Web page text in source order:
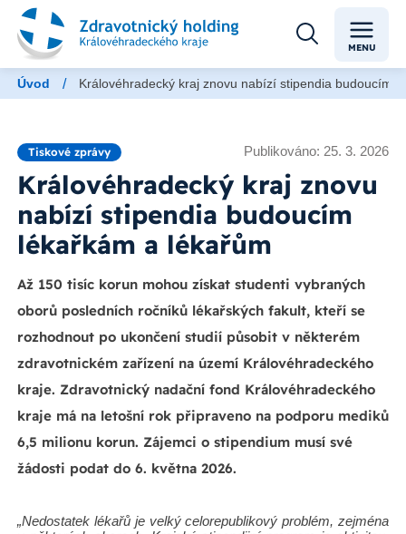
MENU
Úvod / Královéhradecký kraj znovu nabízí stipendia budoucím
Tiskové zprávy Publikováno: 25. 3. 2026
Královéhradecký kraj znovu
nabízí stipendia budoucím
lékařkám a lékařům
Až 150 tisíc korun mohou získat studenti vybraných
oborů posledních ročníků lékařských fakult, kteří se
rozhodnout po ukončení studií působit v některém
zdravotnickém zařízení na území Královéhradeckého
kraje. Zdravotnický nadační fond Královéhradeckého
kraje má na letošní rok připraveno na podporu mediků
6,5 milionu korun. Zájemci o stipendium musí své
žádosti podat do 6. května 2026.
„Nedostatek lékařů je velký celorepublikový problém, zejména